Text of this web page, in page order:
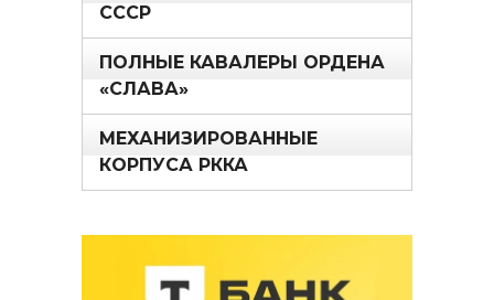
СССР
ПОЛНЫЕ КАВАЛЕРЫ ОРДЕНА
«СЛАВА»
МЕХАНИЗИРОВАННЫЕ
КОРПУСА РККА